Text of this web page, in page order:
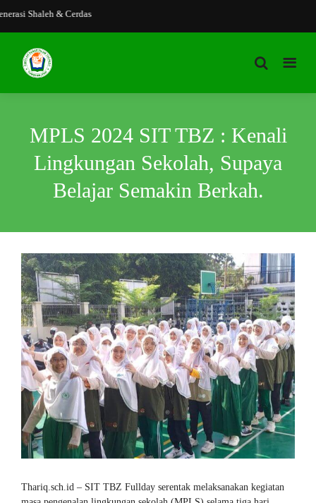
Shaleh & Cerdas
MPLS 2024 SIT TBZ : Kenali
Lingkungan Sekolah, Supaya
Belajar Semakin Berkah.
Thariq.sch.id – SIT TBZ Fullday serentak melaksanakan kegiatan